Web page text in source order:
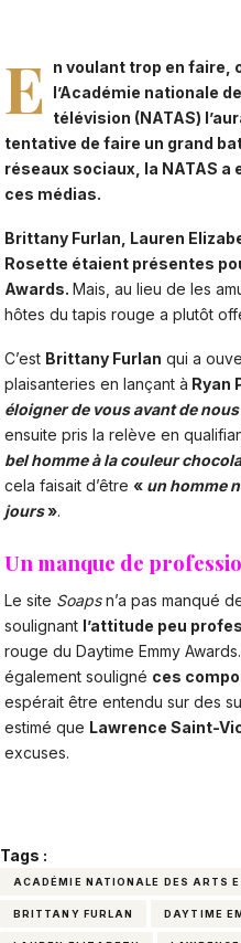
E
n voulant trop en faire,
l’Académie nationale
télévision (NATAS)
tentative de faire un grand
réseaux sociaux, la NATAS
ces médias.
Brittany Furlan, Lauren
Rosette étaient présentes
Awards. Mais, au lieu de les
hôtes du tapis rouge a plutôt
C’est Brittany Furlan qui a
plaisanteries en lançant à Ryan
éloigner de vous avant de
ensuite pris la relève en
bel homme à la couleur
cela faisait d’être « un homme
jours».
Un manque de
Le site Soapsn’a pas manqué
soulignant l’attitude peu
rouge du Daytime Emmy Awards.
également souligné ces
espérait être entendu sur des
estimé que Lawrence Saint-
excuses.
Tags :
ACADÉMIE NATIONALE DES ARTS
BRITTANY FURLAN DAYTIME